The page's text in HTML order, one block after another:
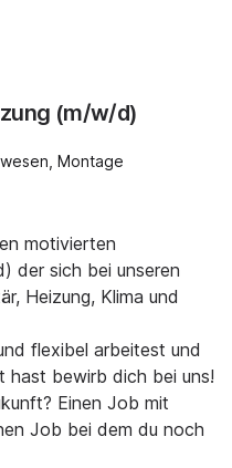
(m/w/d)
Montage
motivierten
der sich bei unseren
Heizung, Klima und
flexibel arbeitest und
hast bewirb dich bei uns!
Einen Job mit
Job bei dem du noch